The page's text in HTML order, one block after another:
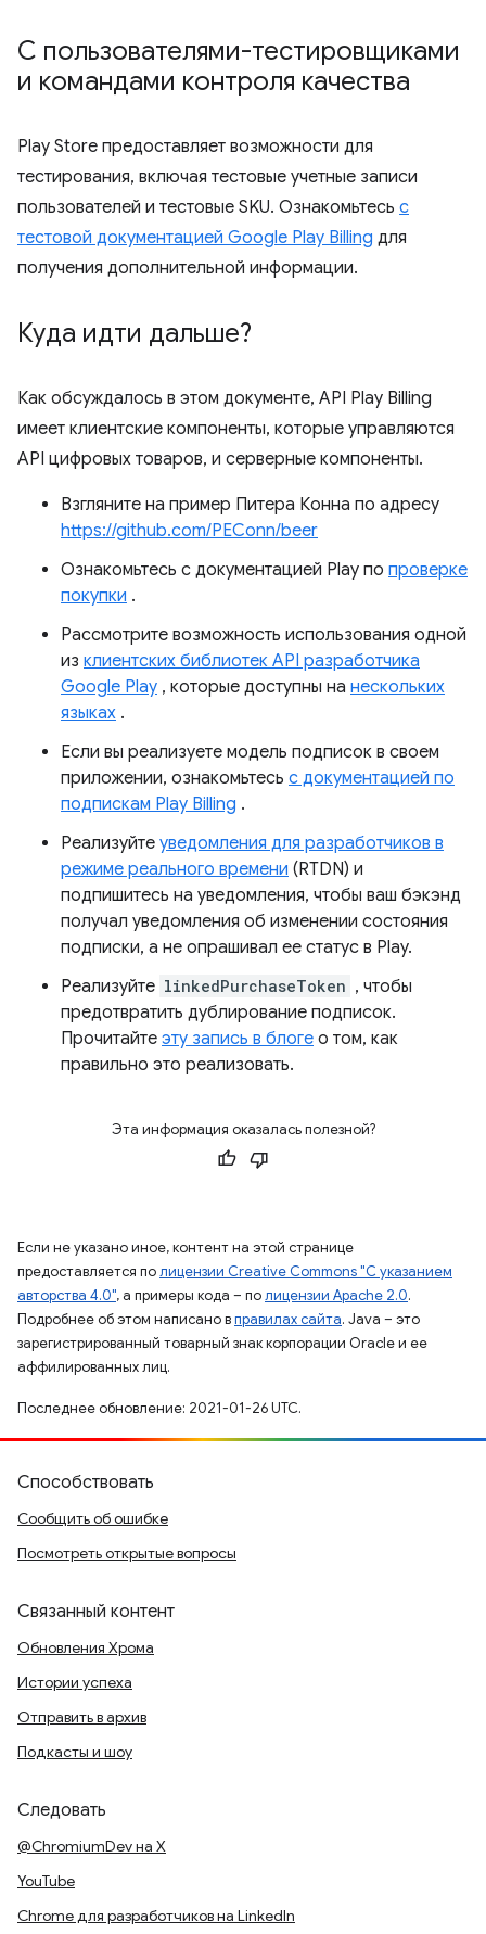
С пользователями-тестировщиками
и командами контроля качества
Play Store предоставляет возможности для
тестирования, включая тестовые учетные записи
пользователей и тестовые SKU. Ознакомьтесь с
тестовой документацией Google Play Billing для
получения дополнительной информации.
Куда идти дальше?
Как обсуждалось в этом документе, API Play Billing
имеет клиентские компоненты, которые управляются
API цифровых товаров, и серверные компоненты.
Взгляните на пример Питера Конна по адресу
https://github.com/PEConn/beer
Ознакомьтесь с документацией Play по проверке
покупки .
Рассмотрите возможность использования одной
из клиентских библиотек API разработчика
Google Play , которые доступны на нескольких
языках .
Если вы реализуете модель подписок в своем
приложении, ознакомьтесь с документацией по
подпискам Play Billing .
Реализуйте уведомления для разработчиков в
режиме реального времени (RTDN) и
подпишитесь на уведомления, чтобы ваш бэкэнд
получал уведомления об изменении состояния
подписки, а не опрашивал ее статус в Play.
Реализуйте linkedPurchaseToken , чтобы
предотвратить дублирование подписок.
Прочитайте эту запись в блоге о том, как
правильно это реализовать.
Эта информация оказалась полезной?
Если не указано иное, контент на этой странице
предоставляется полицензии Creative Commons "С указанием
авторства 4.0", а примеры кода – полицензии Apache 2.0.
Подробнее об этом написано вправилах сайта. Java – это
зарегистрированный товарный знак корпорации Oracle и ее
аффилированных лиц.
Последнее обновление: 2021-01-26 UTC.
Способствовать
Сообщить об ошибке
Посмотреть открытые вопросы
Связанный контент
Обновления Хрома
Истории успеха
Отправить в архив
Подкасты и шоу
Следовать
@ChromiumDev на X
YouTube
Chrome для разработчиков на LinkedIn